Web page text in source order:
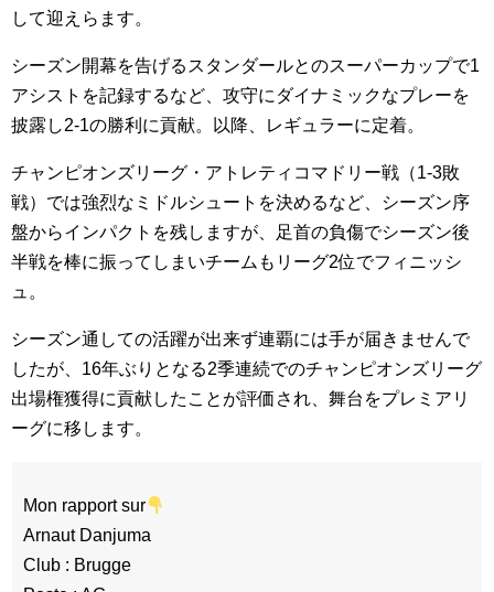
して迎えらます。
シーズン開幕を告げるスタンダールとのスーパーカップで1
アシストを記録するなど、攻守にダイナミックなプレーを
披露し2-1の勝利に貢献。以降、レギュラーに定着。
チャンピオンズリーグ・アトレティコマドリー戦（1-3敗
戦）では強烈なミドルシュートを決めるなど、シーズン序
盤からインパクトを残しますが、足首の負傷でシーズン後
半戦を棒に振ってしまいチームもリーグ2位でフィニッシ
ュ。
シーズン通しての活躍が出来ず連覇には手が届きませんで
したが、16年ぶりとなる2季連続でのチャンピオンズリーグ
出場権獲得に貢献したことが評価され、舞台をプレミアリ
ーグに移します。
Mon rapport sur
Arnaut Danjuma
Club : Brugge